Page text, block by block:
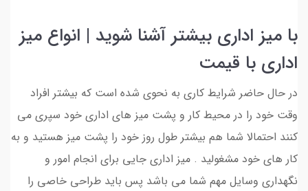
با میز اداری بیشتر آشنا شوید | انواع میز
اداری با قیمت
در حال حاضر شرایط کاری به نحوی شده است که بیشتر افراد
وقت خود را در محیط کار و پشت میز های اداری خود سپری می
کنند احتمالا شما هم بیشتر طول روز خود را پشت میز هستید و به
کار های خود مشغولید . میز اداری جایی برای انجام امور و
نگهداری وسایل مهم شما می باشد پس باید طراحی خاصی را